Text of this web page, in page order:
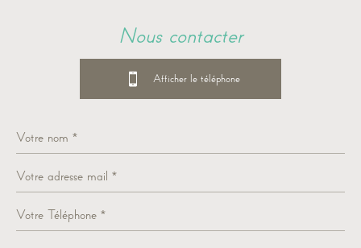
nous contacter
Afficher le téléphone
04 91 91 87 53